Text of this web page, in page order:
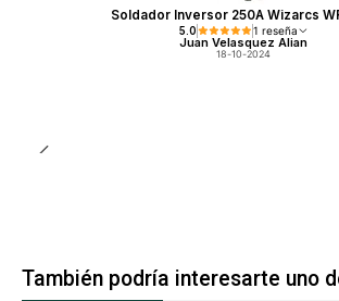
Soldador Inversor 250A Wizarcs
5.0 1 reseña
Juan Velasquez Alian
18-10-2024
También podría interesarte uno